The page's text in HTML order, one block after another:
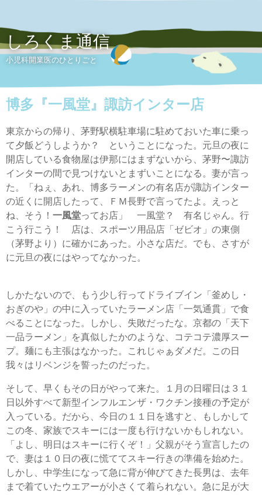
しろくま通信
小児科開業医のひとりごと
博多『一風堂』諏訪インター店
東京からの帰り、茅野駅横駐車場に駐めておいた車に乗っ
て夕飯どうしようか？ ということになった。元旦の夜に
開店している食物屋は伊那にはまずないから、茅野〜諏訪
インターの間で見つけないとまずいことになる。妻が言っ
た。「ねぇ、あれ、博多ラーメンの有名店が諏訪インター
の近くに開店したって、ＦＭ長野で言ってたよ。えっと
ね、そう！ 一風堂ってお店」 一風堂？ 有名じゃん。行
こう行こう！ 店は、スポーツ用品店「ゼビオ」の東側
（茅野より）に確かにあった。小さな店だ。でも、さすが
に元旦の夜にはやってなかった。
しかたないので、もう少し行ってドライブイン「釜めし・
おぎのや」の中に入っていたラーメン店「一気通貫」で食
べることになった。しかし、失敗だったな。京都の「天下
一品ラーメン」を真似したかのような、コテコテ濃厚スー
プ。麺にも主張はなかった。これじゃぁダメだ。この日
我々はリベンジを誓ったのだった。
そして、早くもその日がやって来た。１月の日曜日は３１
日以外すべて新型インフルエンザ・ワクチン接種の予定が
入っている。だから、今日の１１日を逃すと、もしかして
この冬、家族でスキーには一度も行けないかもしれない。
「よし、明日はスキーに行くぞ！」父親がそう宣言したの
で、妻は１０日の夜に慌ててスキー行きの準備を始めた。
しかし、中学生になって急に背が伸びてきた長男は、去年
まで着ていたウエアーが小さくて着られない。急に足が大